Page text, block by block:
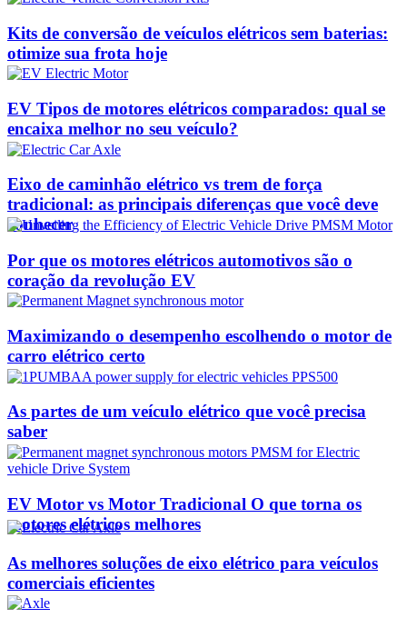
Kits de conversão de veículos elétricos sem baterias:
otimize sua frota hoje
EV Tipos de motores elétricos comparados: qual se
encaixa melhor no seu veículo?
Eixo de caminhão elétrico vs trem de força
tradicional: as principais diferenças que você deve
conhecer
Por que os motores elétricos automotivos são o
coração da revolução EV
Maximizando o desempenho escolhendo o motor de
carro elétrico certo
As partes de um veículo elétrico que você precisa
saber
EV Motor vs Motor Tradicional O que torna os
motores elétricos melhores
As melhores soluções de eixo elétrico para veículos
comerciais eficientes